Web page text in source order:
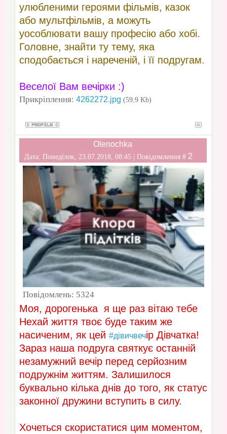
улюбленими героями фільмів, казок
або мультфільмів, а можуть
уособлювати вашу професію або хобі.
Головне, знайти ту тему, яка
сподобається і нареченій, і її подругам.
Веселої Вам вечірки :)
Прикріплення: 4262272.jpg (59.9 Kb)
Olenochka
Дата: Понеділок, 23.07.2018, 08:45 | Повідомлення # 2
Повідомлень: 5324
Моя, дорогенька я ще раз вітаю тебе
Нехай життя твоє буде таким же
насиченим, як цей #дівичвечір Дівчатка!
Зараз наша подруга святкує останній
незамужний вечір перед серйозним
подружнім життям. Залишилося
буквально кілька днів до того, як статус
законної дружини вступить в силу.
Хочеться скористатися цим моментом,